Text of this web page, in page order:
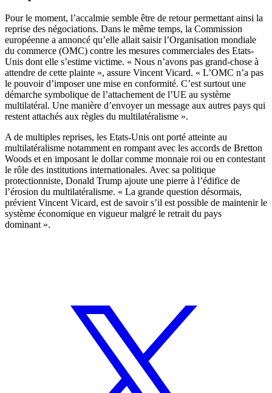
Pour le moment, l’accalmie semble être de retour permettant ainsi la
reprise des négociations. Dans le même temps, la Commission
européenne a annoncé qu’elle allait saisir l’Organisation mondiale
du commerce (OMC) contre les mesures commerciales des Etats-
Unis dont elle s’estime victime. « Nous n’avons pas grand-chose à
attendre de cette plainte », assure Vincent Vicard. « L’OMC n’a pas
le pouvoir d’imposer une mise en conformité. C’est surtout une
démarche symbolique de l’attachement de l’UE au système
multilatéral. Une manière d’envoyer un message aux autres pays qui
restent attachés aux règles du multilatéralisme ».
A de multiples reprises, les Etats-Unis ont porté atteinte au
multilatéralisme notamment en rompant avec les accords de Bretton
Woods et en imposant le dollar comme monnaie roi ou en contestant
le rôle des institutions internationales. Avec sa politique
protectionniste, Donald Trump ajoute une pierre à l’édifice de
l’érosion du multilatéralisme. « La grande question désormais,
prévient Vincent Vicard, est de savoir s’il est possible de maintenir le
système économique en vigueur malgré le retrait du pays
dominant ».